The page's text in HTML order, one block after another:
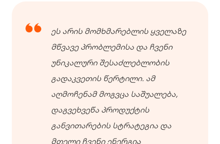
ეს არის მომხმარებლის ყველაზე
მწვავე პრობლემისა და ჩვენი
უნიკალური შესაძლებლობის
გადაკვეთის წერტილი. ამ
აღმოჩენამ მოგვცა საშუალება,
დაგვეხვეწა პროდუქტის
განვითარების სტრატეგია და
მთელი ჩვენი ენერგია